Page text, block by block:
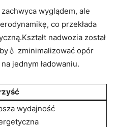
wyglądem, ale
co przekłada
nadwozia został
zminimalizować opór
jednym ładowaniu.
wydajność